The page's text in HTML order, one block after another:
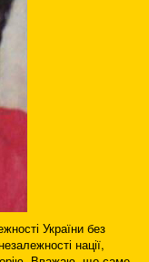
України без
нації,